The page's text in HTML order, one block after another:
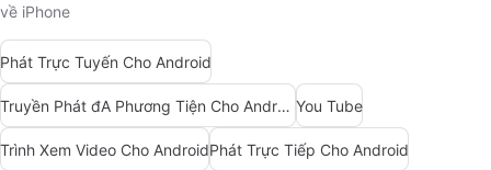
về iPhone
Phát Trực Tuyến Cho Android
Truyền Phát đA Phương Tiện Cho Android You Tube
Trình Xem Video Cho AndroidPhát Trực Tiếp Cho Android